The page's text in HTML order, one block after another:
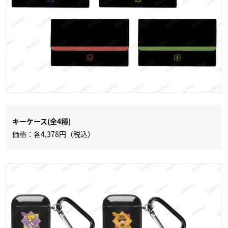
キーケース(全4種)
価格：各4,378円（税込）